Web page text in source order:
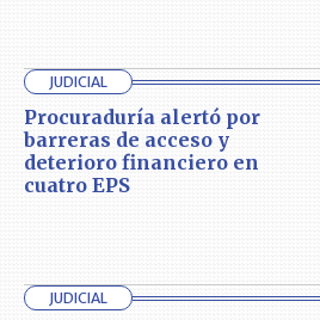
JUDICIAL
Procuraduría alertó por
barreras de acceso y
deterioro financiero en
cuatro EPS
JUDICIAL